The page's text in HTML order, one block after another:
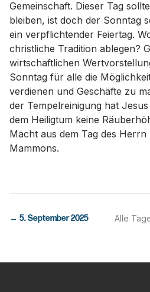
Gemeinschaft. Dieser Tag
bleiben, ist doch der Sonntag
ein verpflichtender Feiertag.
christliche Tradition ablegen?
wirtschaftlichen
Sonntag für alle die
verdienen und Geschäfte zu
der Tempelreinigung hat
dem Heiligtum keine
Macht aus dem Tag des Herrn
Mammons.
← 5. September 2025 Alle